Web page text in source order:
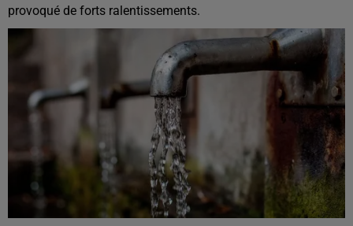
provoqué de forts ralentissements.